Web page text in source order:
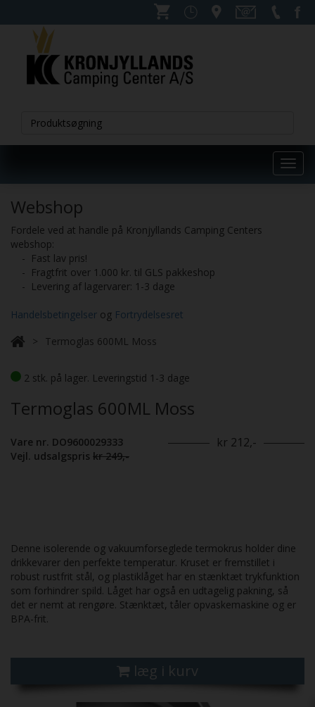
Webshop
Fordele ved at handle på Kronjyllands Camping Centers
webshop:
- Fast lav pris!
- Fragtfrit over 1.000 kr. til GLS pakkeshop
- Levering af lagervarer: 1-3 dage
Handelsbetingelser og Fortrydelsesret
Termoglas 600ML Moss
2 stk. på lager. Leveringstid 1-3 dage
Termoglas 600ML Moss
Vare nr. DO9600029333
Vejl. udsalgspris kr 249,-
kr 212,-
Denne isolerende og vakuumforseglede termokrus holder dine
drikkevarer den perfekte temperatur. Kruset er fremstillet i
robust rustfrit stål, og plastiklåget har en stænktæt trykfunktion
som forhindrer spild. Låget har også en udtagelig pakning, så
det er nemt at rengøre. Stænktæt, tåler opvaskemaskine og er
BPA-frit.
læg i kurv